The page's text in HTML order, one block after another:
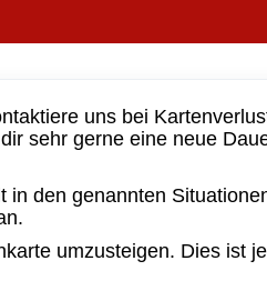
uns bei
sehr gerne eine neue
in den genannten
umzusteigen. Dies ist